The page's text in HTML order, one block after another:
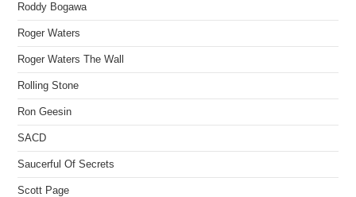
Roddy Bogawa
Roger Waters
Roger Waters The Wall
Rolling Stone
Ron Geesin
SACD
Saucerful Of Secrets
Scott Page